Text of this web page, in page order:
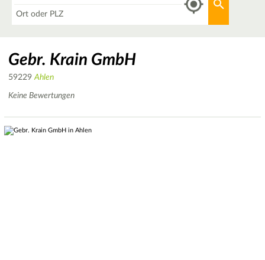
Gebr. Krain GmbH
59229Ahlen
Keine Bewertungen